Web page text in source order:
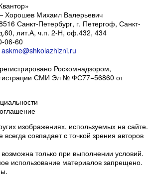
Хорошев Михаил Валерьевич
Санкт-Петербург, г. Петергоф, Санкт-
лит.А, ч.п. 2-Н, оф.432, 434
06-60
askme@shkolazhizni.ru
Роскомнадзором,
СМИ Эл № ФС77−56860 от
изображениях, используемых на сайте.
совпадает с точкой зрения авторов
только при выполнении условий.
использование материалов запрещено.